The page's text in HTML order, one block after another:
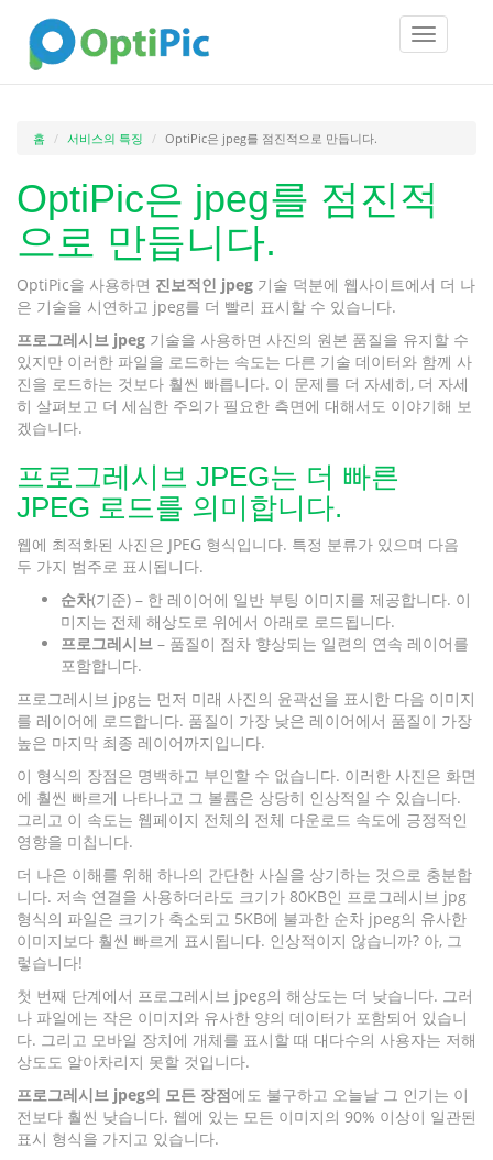
Toggle
홈 서비스의 특징 OptiPic은 jpeg를 점진적으로 만듭니다.
OptiPic은 jpeg를 점진적
으로 만듭니다.
OptiPic을 사용하면 진보적인 jpeg 기술 덕분에 웹사이트에서 더 나
은 기술을 시연하고 jpeg를 더 빨리 표시할 수 있습니다.
프로그레시브 jpeg 기술을 사용하면 사진의 원본 품질을 유지할 수
있지만 이러한 파일을 로드하는 속도는 다른 기술 데이터와 함께 사
진을 로드하는 것보다 훨씬 빠릅니다. 이 문제를 더 자세히, 더 자세
히 살펴보고 더 세심한 주의가 필요한 측면에 대해서도 이야기해 보
겠습니다.
프로그레시브 JPEG는 더 빠른
JPEG 로드를 의미합니다.
웹에 최적화된 사진은 JPEG 형식입니다. 특정 분류가 있으며 다음
두 가지 범주로 표시됩니다.
순차(기준) – 한 레이어에 일반 부팅 이미지를 제공합니다. 이
미지는 전체 해상도로 위에서 아래로 로드됩니다.
프로그레시브 – 품질이 점차 향상되는 일련의 연속 레이어를
포함합니다.
프로그레시브 jpg는 먼저 미래 사진의 윤곽선을 표시한 다음 이미지
를 레이어에 로드합니다. 품질이 가장 낮은 레이어에서 품질이 가장
높은 마지막 최종 레이어까지입니다.
이 형식의 장점은 명백하고 부인할 수 없습니다. 이러한 사진은 화면
에 훨씬 빠르게 나타나고 그 볼륨은 상당히 인상적일 수 있습니다.
그리고 이 속도는 웹페이지 전체의 전체 다운로드 속도에 긍정적인
영향을 미칩니다.
더 나은 이해를 위해 하나의 간단한 사실을 상기하는 것으로 충분합
니다. 저속 연결을 사용하더라도 크기가 80KB인 프로그레시브 jpg
형식의 파일은 크기가 축소되고 5KB에 불과한 순차 jpeg의 유사한
이미지보다 훨씬 빠르게 표시됩니다. 인상적이지 않습니까? 아, 그
렇습니다!
첫 번째 단계에서 프로그레시브 jpeg의 해상도는 더 낮습니다. 그러
나 파일에는 작은 이미지와 유사한 양의 데이터가 포함되어 있습니
다. 그리고 모바일 장치에 개체를 표시할 때 대다수의 사용자는 저해
상도도 알아차리지 못할 것입니다.
프로그레시브 jpeg의 모든 장점에도 불구하고 오늘날 그 인기는 이
전보다 훨씬 낮습니다. 웹에 있는 모든 이미지의 90% 이상이 일관된
표시 형식을 가지고 있습니다.